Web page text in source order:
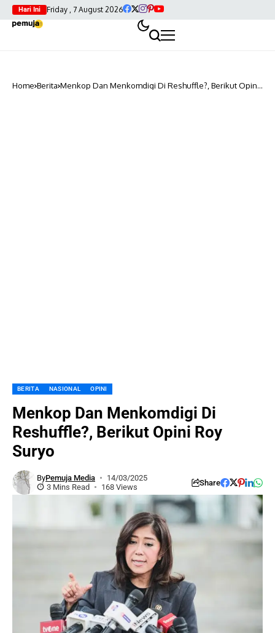
Hari Ini Friday , 7 August 2026
Home Berita Menkop Dan Menkomdigi Di Reshuffle?, Berikut Opini
BERITA NASIONAL OPINI
Menkop Dan Menkomdigi Di
Reshuffle?, Berikut Opini Roy
Suryo
ByPemuja Media
14/03/2025
3 Mins Read
168 Views Share